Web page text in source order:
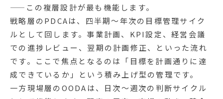
——この複層設計が最も機能します。
戦略層のPDCAは、四半期〜年次の目標管理サイク
ルとして回します。事業計画、KPI設定、経営会議
での進捗レビュー、翌期の計画修正、といった流れ
です。ここで焦点となるのは「目標を計画通りに達
成できているか」という積み上げ型の管理です。
一方現場層のOODAは、日次〜週次の判断サイクル